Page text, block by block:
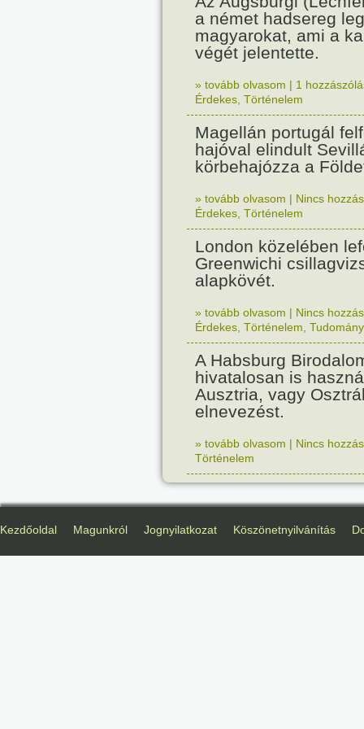
a német hadsereg
magyarokat, ami a
végét jelentette.
» tovább olvasom | 1
Érdekes Történelem
Magellán portugál
hajóval elindult
körbehajózza a
» tovább olvasom | Nincs
Érdekes Történelem
London közelében
Greenwichi
alapkövét.
» tovább olvasom | Nincs
Érdekes Történelem Tudomány
A Habsburg
hivatalosan is
Ausztria, vagy
elnevezést.
» tovább olvasom | Nincs
Történelem
Kezdőoldal Magunkról Jognyilatkozat Köszönetnyilvánítás